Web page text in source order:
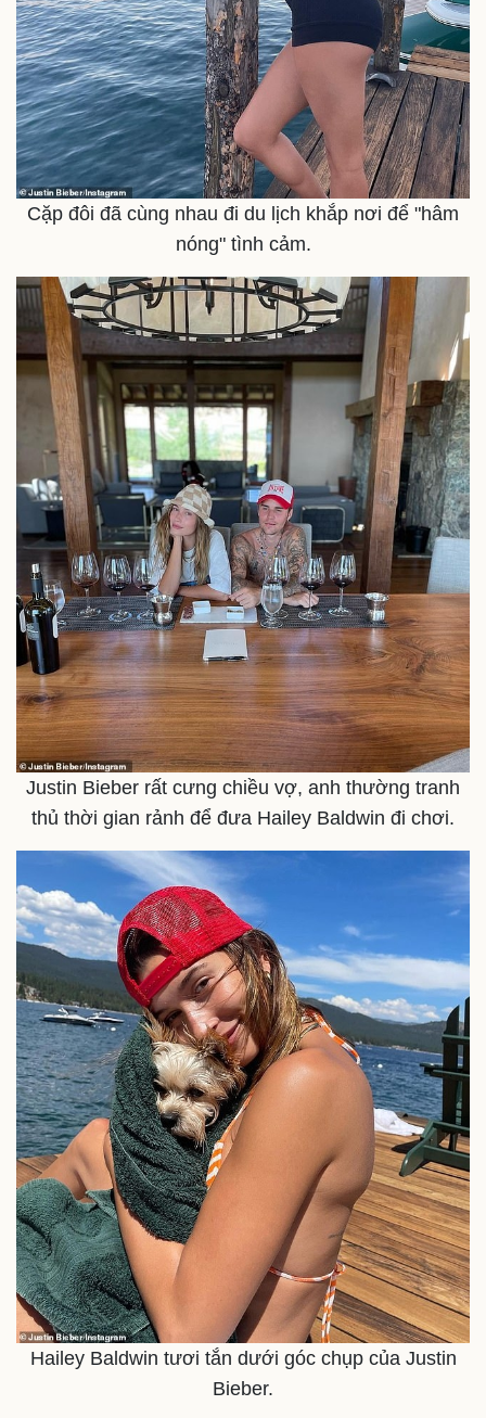
Kinh tế
Bất động sản
Khởi nghiệp
Thị trường
Chứng khoán
Giá cà phê
Pháp luật
Vụ án
Tin nóng
Tư vấn luật
Quân sự - Quốc phòng
Vũ khí
Việt Nam
Phân tích
Cặp đôi đã cùng nhau đi du lịch khắp nơi để "hâm
nóng" tình cảm.
Justin Bieber rất cưng chiều vợ, anh thường tranh
thủ thời gian rảnh để đưa Hailey Baldwin đi chơi.
Hailey Baldwin tươi tắn dưới góc chụp của Justin
Bieber.